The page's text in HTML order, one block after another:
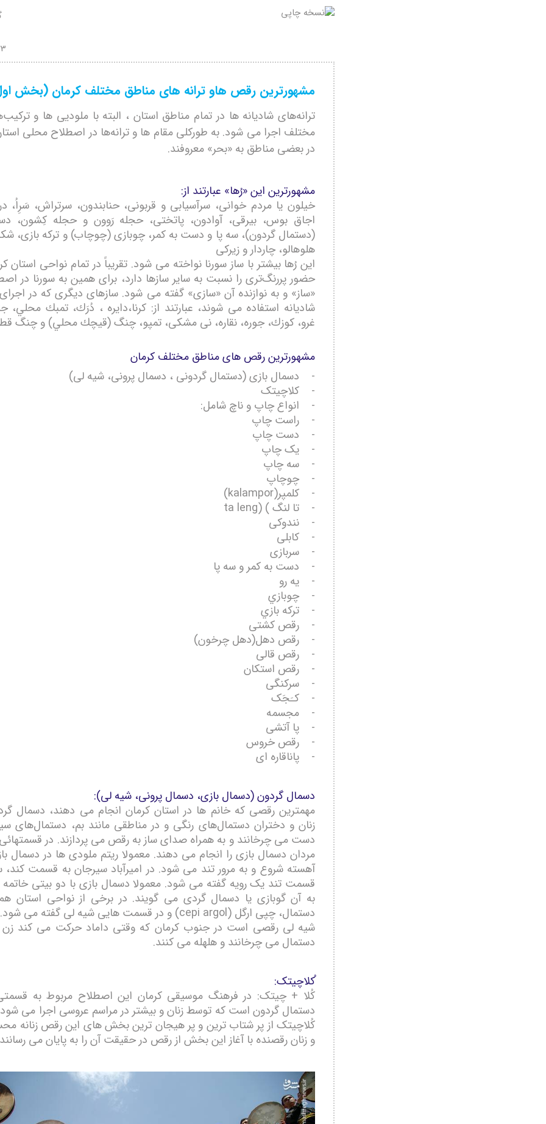
مشهورترین رقص هاو ترانه های مناطق مختلف کرمان (بخش
ترانه‌های شادیانه ها در تمام مناطق استان ، البته با ملوديی ها و
مختلف اجرا می شود. به طوركلی مقام ها و ترانه‌ها در اصطلاح محلی
در بعضی مناطق به «بحر» معروفند.
مشهورترين اين «رُها» عبارتند از:
خيلون يا مردم خوانی، سرآسيابی و قربونی، حنابندون، سرتراش، سَرِاُ،
اجاق بوس، بيرقی، آوادون، پاتختی، حجله رَوون و حجله كِشون،
(دستمال گردون)، سه پا و دست به كمر، چوبازی (چوچاب) و تركه بازی،
هلوهالو، چاردار و زيركی
اين رُها بيشتر با ساز سورنا نواخته می شود. تقريباً در تمام نواحی استان
حضور پررنگ‌تری را نسبت به ساير سازها دارد،‌ برای همين به سورنا در
«ساز» و به نوازنده آن «سازی» گفته می شود. سازهای ديگری كه در
شاديانه استفاده می شوند، عبارتند از: كرنا،دايره ، دُرَك، تمبك محلي،
غرو، كوزك، جوره، نقاره، نی مشكی، تمپو، چنگ (قيچك محلي) و چنگ
مشهورترین رقص های مناطق مختلف کرمان
- دسمال بازی (دستمال گردونی ، دسمال پرونی، شیه لی)
- کلاچیتک
- انواع چاپ و ناچ شامل:
- راست چاپ
- دست چاپ
- یک چاپ
- سه چاپ
- چوچاپ
- کلمپر(kalampor)
- تا لنگ ) (ta leng
- نندوکی
- کابلی
- سربازی
- دست به کمر و سه پا
- یه رو
- چوبازي
- تركه بازي
- رقص کشتی
- رقص دهل(دهل چرخون)
- رقص قالی
- رقص استکان
- سرکنگی
- کـَجَک
- مجسمه
- پا آتشی
- رقص خروس
- پاناقاره ای
دسمال گردون (دسمال بازی، دسمال پرونی، شیه لی):
مهمترين رقصی كه خانم ها در استان كرمان انجام می دهند، دسمال
زنان و دختران دستمال‌های رنگی و در مناطقی مانند بم، دستمال‌های
دست می چرخانند و به همراه صدای ساز به رقص می پردازند. در قسمتهائی
مردان دسمال بازی را انجام می دهند. معمولا ریتم ملودی ها در دسمال
آهسته شروع و به مرور تند می شود. در امیرآباد سیرجان به قسمت کند،
قسمت تند یک رویه گفته می شود. معمولا دسمال بازی با دو بیتی خاتمه
به آن گوبازی یا دسمال گردی می گویند. در برخی از نواحی استان
دستمال، چپی ارگل (cepi argol) و در قسمت هایی شيه لی گفته می شود.
شیه لی رقصی است در جنوب کرمان که وقتی داماد حرکت می کند زن
دستمال می چرخانند و هلهله می کنند.
ُکلاچیتک:
کُلا + چیتک: در فرهنگ موسیقی کرمان این اصطلاح مربوط به
دستمال گردون است که توسط زنان و بیشتر در مراسم عروسی اجرا می
کُلاچیتک از پر شتاب ترین و پر هیجان ترین بخش های این رقص زنانه
و زنان رقصنده با آغاز این بخش از رقص در حقیقت آن را به پایان می